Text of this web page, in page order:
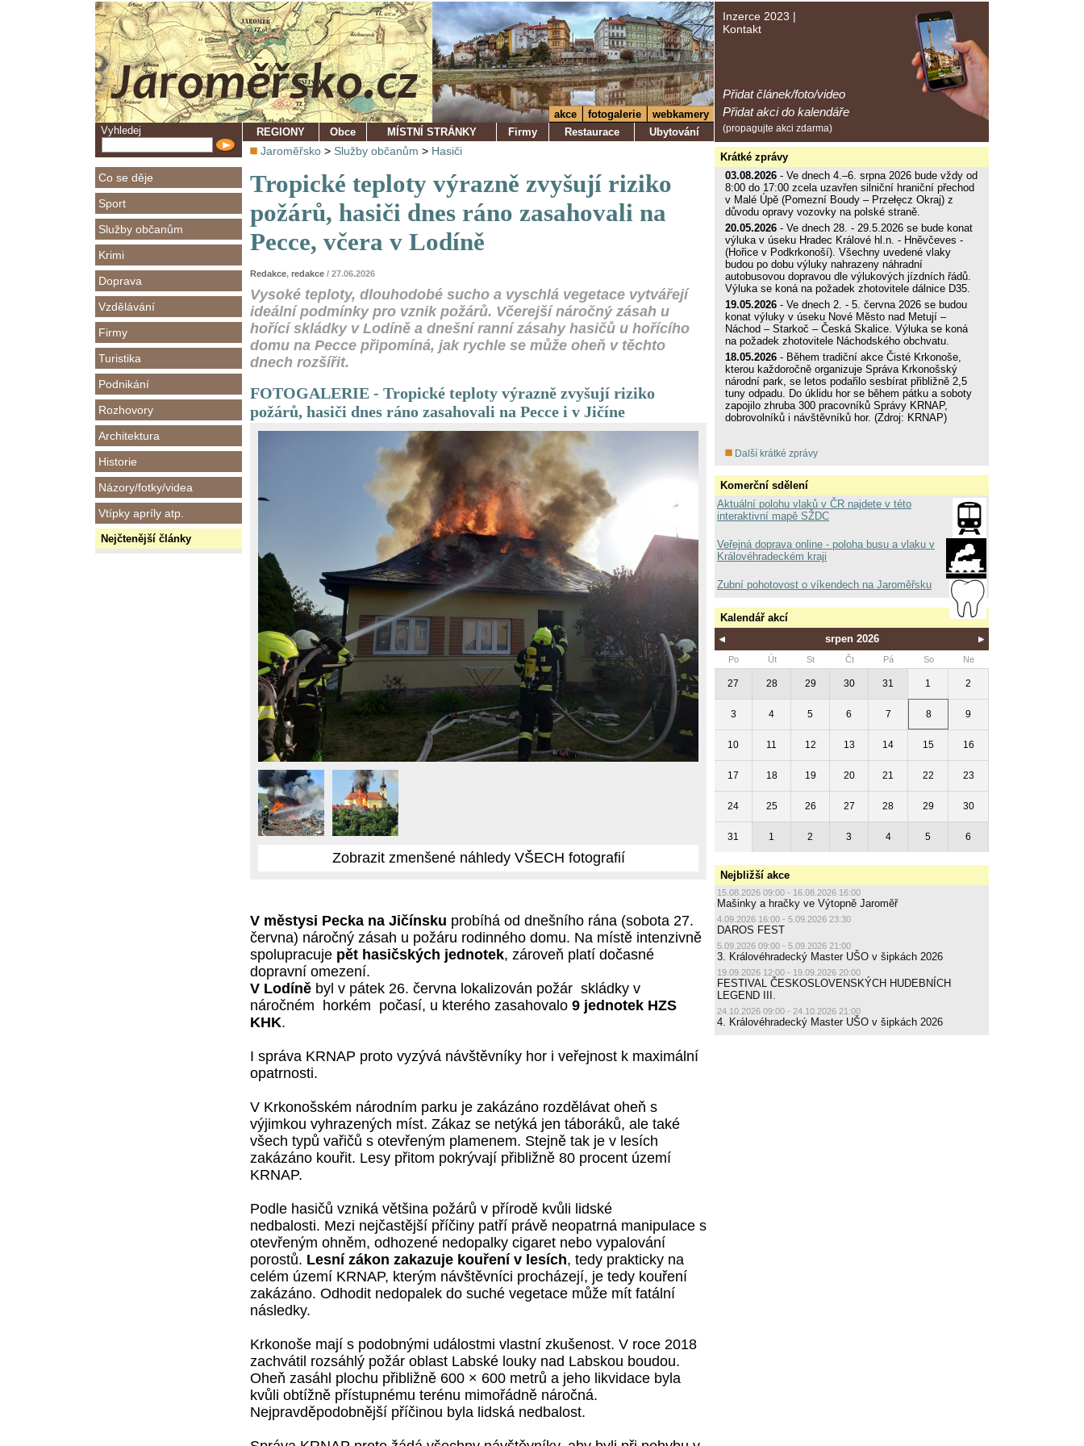
Vyhledej
Co se děje
Sport
Služby občanům
Krimi
Doprava
Vzdělávání
Firmy
Turistika
Podnikání
Rozhovory
Architektura
Historie
Názory/fotky/videa
Vtípky apríly atp.
Nejčtenější články
Inzerce 2023 |
Kontakt
Přidat článek/foto/video
Přidat akci do kalendáře
(propagujte akci zdarma)
akce fotogalerie
webkamery
REGIONY
Obce MÍSTNÍ STRÁNKY Firmy Restaurace Ubytování
Jaroměřsko > Služby občanům > Hasiči
Tropické teploty výrazně zvyšují riziko
požárů, hasiči dnes ráno zasahovali na
Pecce, včera v Lodíně
Redakce, redakce / 27.06.2026
Vysoké teploty, dlouhodobé sucho a vyschlá vegetace vytvářejí
ideální podmínky pro vznik požárů. Včerejší náročný zásah u
hořící skládky v Lodíně a dnešní ranní zásahy hasičů u hořícího
domu na Pecce připomíná, jak rychle se může oheň v těchto
dnech rozšířit.
FOTOGALERIE - Tropické teploty výrazně zvyšují riziko
požárů, hasiči dnes ráno zasahovali na Pecce i v Jičíne
Zobrazit zmenšené náhledy VŠECH fotografií
V městysi Pecka na Jičínsku probíhá od dnešního rána (sobota 27.
června) náročný zásah u požáru rodinného domu. Na místě intenzivně
spolupracuje pět hasičských jednotek, zároveň platí dočasné
dopravní omezení.
V Lodíně byl v pátek 26. června lokalizován požár skládky v
náročném horkém počasí, u kterého zasahovalo 9 jednotek HZS
KHK.
I správa KRNAP proto vyzývá návštěvníky hor i veřejnost k maximální
opatrnosti.
V Krkonošském národním parku je zakázáno rozdělávat oheň s
výjimkou vyhrazených míst. Zákaz se netýká jen táboráků, ale také
všech typů vařičů s otevřeným plamenem. Stejně tak je v lesích
zakázáno kouřit. Lesy přitom pokrývají přibližně 80 procent území
KRNAP.
Podle hasičů vzniká většina požárů v přírodě kvůli lidské
nedbalosti. Mezi nejčastější příčiny patří právě neopatrná manipulace s
otevřeným ohněm, odhozené nedopalky cigaret nebo vypalování
porostů. Lesní zákon zakazuje kouření v lesích, tedy prakticky na
celém území KRNAP, kterým návštěvníci procházejí, je tedy kouření
zakázáno. Odhodit nedopalek do suché vegetace může mít fatální
následky.
Krkonoše mají s podobnými událostmi vlastní zkušenost. V roce 2018
zachvátil rozsáhlý požár oblast Labské louky nad Labskou boudou.
Oheň zasáhl plochu přibližně 600 × 600 metrů a jeho likvidace byla
kvůli obtížně přístupnému terénu mimořádně náročná.
Nejpravděpodobnější příčinou byla lidská nedbalost.
Krátké zprávy
03.08.2026 - Ve dnech 4.–6. srpna 2026 bude vždy od
8:00 do 17:00 zcela uzavřen silniční hraniční přechod
v Malé Úpě (Pomezní Boudy – Przełęcz Okraj) z
důvodu opravy vozovky na polské straně.
20.05.2026 - Ve dnech 28. - 29.5.2026 se bude konat
výluka v úseku Hradec Králové hl.n. - Hněvčeves -
(Hořice v Podkrkonoší). Všechny uvedené vlaky
budou po dobu výluky nahrazeny náhradní
autobusovou dopravou dle výlukových jízdních řádů.
Výluka se koná na požadek zhotovitele dálnice D35.
19.05.2026 - Ve dnech 2. - 5. června 2026 se budou
konat výluky v úseku Nové Město nad Metují –
Náchod – Starkoč – Česká Skalice. Výluka se koná
na požadek zhotovitele Náchodského obchvatu.
18.05.2026 - Během tradiční akce Čisté Krkonoše,
kterou každoročně organizuje Správa Krkonošský
národní park, se letos podařilo sesbírat přibližně 2,5
tuny odpadu. Do úklidu hor se během pátku a soboty
zapojilo zhruba 300 pracovníků Správy KRNAP,
dobrovolníků i návštěvníků hor. (Zdroj: KRNAP)
Další krátké zprávy
Komerční sdělení
Aktuální polohu vlaků v ČR najdete v této
interaktivní mapě SŽDC
Veřejná doprava online - poloha busu a vlaku v
Královéhradeckém kraji
Zubní pohotovost o víkendech na Jaroměřsku
Kalendář akcí
srpen 2026
Po Út St Čt Pá So Ne
27 28 29 30 31 1 2
3 4 5 6 7 8 9
10 11 12 13 14 15 16
17 18 19 20 21 22 23
24 25 26 27 28 29 30
31 1 2 3 4 5 6
Nejbližší akce
15.08.2026 09:00 - 16.08.2026 16:00
Mašinky a hračky ve Výtopně Jaroměř
4.09.2026 16:00 - 5.09.2026 23:30
DAROS FEST
5.09.2026 09:00 - 5.09.2026 21:00
3. Královéhradecký Master UŠO v šipkách 2026
19.09.2026 12:00 - 19.09.2026 20:00
FESTIVAL ČESKOSLOVENSKÝCH HUDEBNÍCH
LEGEND III.
24.10.2026 09:00 - 24.10.2026 21:00
4. Královéhradecký Master UŠO v šipkách 2026